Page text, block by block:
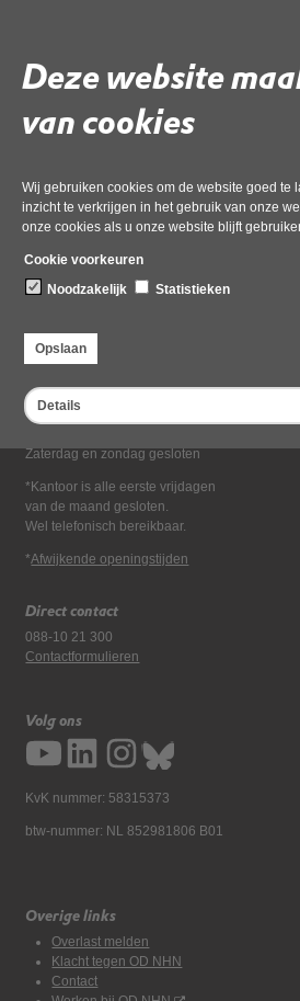
Deze website
van cookies
Wij gebruiken cookies om de website goed te
inzicht te verkrijgen in het gebruik van onze
onze cookies als u onze website blijft
Cookie voorkeuren
Noodzakelijk
Statistieken
Opslaan
Details
Bezoekadres
Dampten 2, 1624 NR Hoorn
Postbus 2095, 1620 EB Hoorn
Openingstijden kantoor
Maandag tot en met vrijdag*
van 08:00 tot 16:30
Zaterdag en zondag gesloten
*Kantoor is alle eerste vrijdagen
van de maand gesloten.
Wel telefonisch bereikbaar.
*Afwijkende openingstijden
Direct contact
088-10 21 300
Contactformulieren
Volg ons
KvK nummer: 58315373
btw-nummer: NL 852981806 B01
Overige links
Overlast melden
Klacht tegen OD NHN
Contact